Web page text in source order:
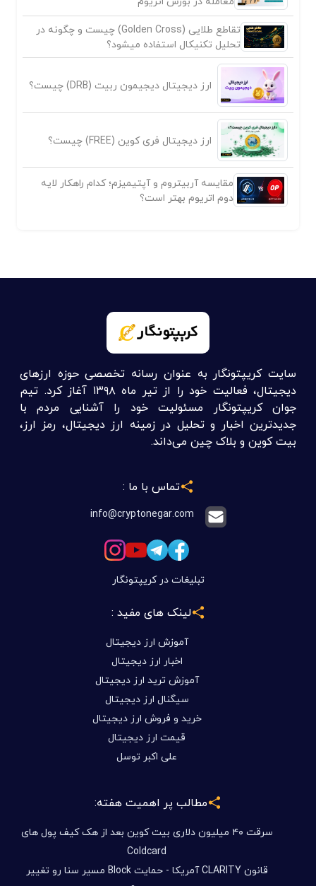
تقاطع طلایی (Golden Cross) چیست و چگونه در
تحلیل تکنیکال استفاده میشود؟
ارز دیجیتال دیجیمون ربیت (DRB) چیست؟
ارز دیجیتال فری کوین (FREE) چیست؟
مقایسه آربیتروم و آپتیمیزم؛ کدام راهکار لایه
دوم اتریوم بهتر است؟
سایت کریپتونگار به عنوان رسانه تخصصی حوزه ارزهای
دیجیتال، فعالیت خود را از تیر ماه ۱۳۹۸ آغاز کرد. تیم
جوان کریپتونگار مسئولیت خود را آشنایی مردم با
جدیدترین اخبار و تحلیل در زمینه ارز دیجیتال، رمز ارز،
بیت کوین و بلاک چین می‌داند.
تماس با ما :
info@cryptonegar.com
تبلیغات در کریپتونگار
لینک های مفید :
آموزش ارز دیجیتال
اخبار ارز دیجیتال
آموزش ترید ارز دیجیتال
سیگنال ارز دیجیتال
خرید و فروش ارز دیجیتال
قیمت ارز دیجیتال
علی اکبر توسل
مطالب پر اهمیت هفته:
سرقت ۴۰ میلیون دلاری بیت کوین بعد از هک کیف پول های
Coldcard
قانون CLARITY آمریکا - حمایت Block مسیر سنا رو تغییر